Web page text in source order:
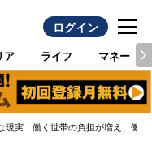
ログイン
ア ライフ マネー
現実 働く世帯の負担が増え、働か